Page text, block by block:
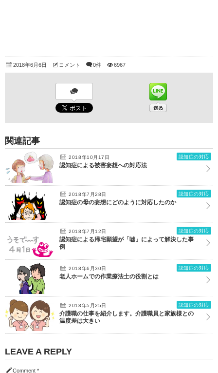
2018年6月6日 コメント 0件 6967
関連記事
2018年10月17日 認知症の対応
認知症による被害妄想への対応法
2018年7月28日 認知症の対応
認知症の母の妄想にどのように対応したのか
2018年7月12日 認知症の対応
認知症による帰宅願望が「嘘」によって解決した事
例
2018年6月30日 認知症の対応
老人ホームでの作業療法士の役割とは
2018年5月25日 認知症の対応
介護職の仕事を紹介します。介護職員と家族様との
温度差は大きい
LEAVE A REPLY
Comment *